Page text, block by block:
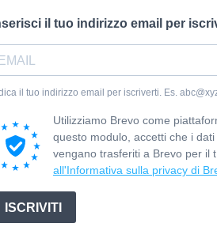
il tuo indirizzo email per
il tuo indirizzo email per iscriverti. Es.
Utilizziamo Brevo come
questo modulo, accetti che i
vengano trasferiti a Brevo per il
all'Informativa sulla privacy di
ISCRIVITI